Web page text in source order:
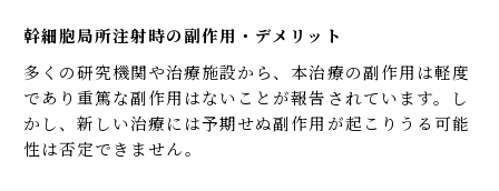
幹細胞局所注射時の副作用・デメリット
多くの研究機関や治療施設から、本治療の副作用は軽度
であり重篤な副作用はないことが報告されています。し
かし、新しい治療には予期せぬ副作用が起こりうる可能
性は否定できません。